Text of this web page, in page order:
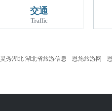
交通
Traffic
灵秀湖北 湖北省旅游信息 恩施旅游网